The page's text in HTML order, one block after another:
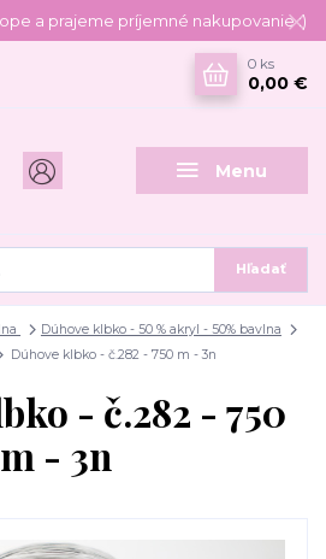
a prajeme príjemné nakupovanie :)
Menu
Hľadať
0 ks
0,00 €
Dúhove klbko - 50 % akryl - 50% bavlna
Dúhove klbko - č.282 - 750 m - 3n
- č.282 - 750
m - 3n